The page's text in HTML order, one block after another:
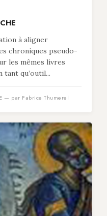
à aligner
chroniques pseudo-
les mêmes livres
tant qu’outil...
— par Fabrice Thumerel